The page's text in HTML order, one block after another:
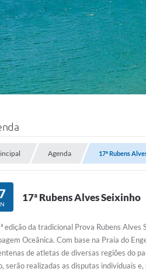
Agenda 17ª Rubens
17ª Rubens Alves Seixinho
edição da tradicional Prova Rubens
Oceânica. Com base na Praia do
de atletas de diversas regiões do
serão realizadas as disputas individuais